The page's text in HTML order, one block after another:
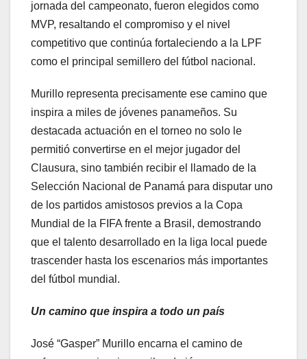
jornada del campeonato, fueron elegidos como
MVP, resaltando el compromiso y el nivel
competitivo que continúa fortaleciendo a la LPF
como el principal semillero del fútbol nacional.
Murillo representa precisamente ese camino que
inspira a miles de jóvenes panameños. Su
destacada actuación en el torneo no solo le
permitió convertirse en el mejor jugador del
Clausura, sino también recibir el llamado de la
Selección Nacional de Panamá para disputar uno
de los partidos amistosos previos a la Copa
Mundial de la FIFA frente a Brasil, demostrando
que el talento desarrollado en la liga local puede
trascender hasta los escenarios más importantes
del fútbol mundial.
Un camino que inspira a todo un país
José “Gasper” Murillo encarna el camino de